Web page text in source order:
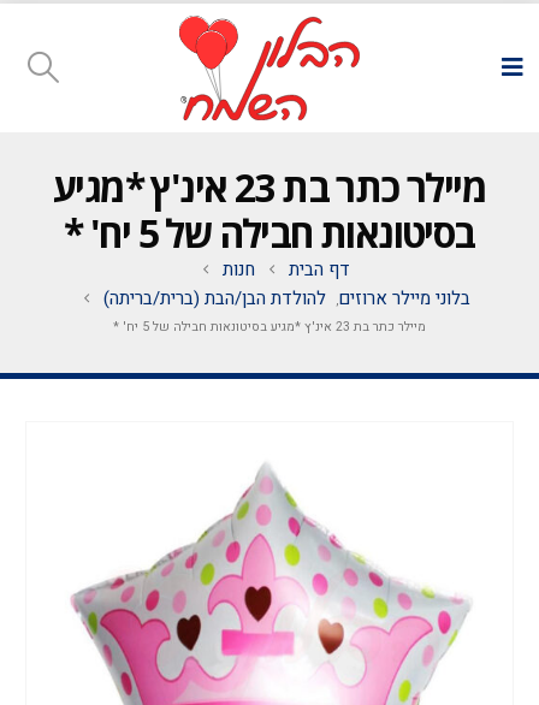
מיילר כתר בת 23 אינ'ץ *מגיע
בסיטונאות חבילה של 5 יח' *
דף הבית
חנות
בלוני מיילר ארוזים, להולדת הבן/הבת (ברית/בריתה)
מיילר כתר בת 23 אינ'ץ *מגיע בסיטונאות חבילה של 5 יח' *